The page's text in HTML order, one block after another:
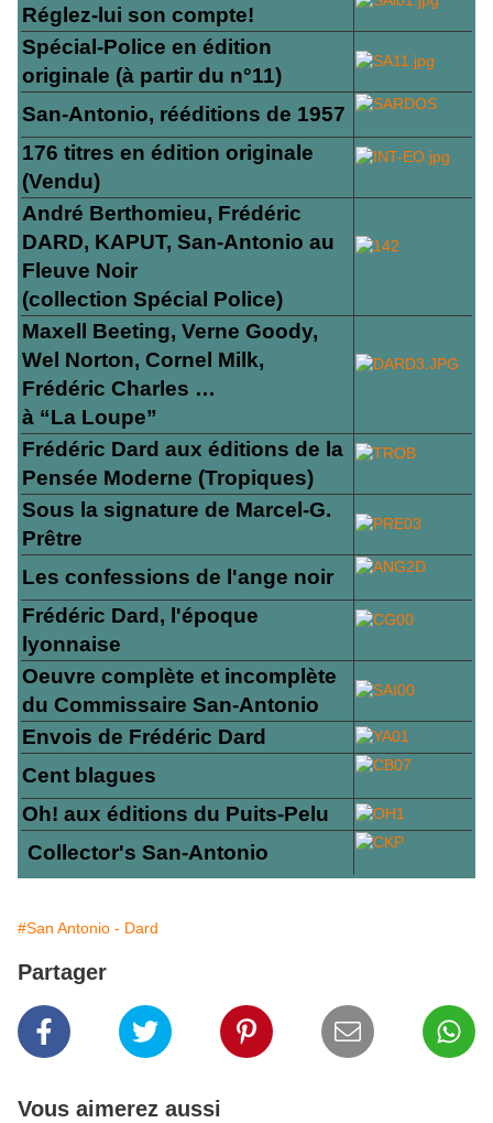
Réglez-lui son compte!
Spécial-Police en édition
originale (à partir du n°11)
San-Antonio, rééditions de 1957
176 titres en édition originale
(Vendu)
André Berthomieu, Frédéric
DARD, KAPUT, San-Antonio au
Fleuve Noir
(collection Spécial Police)
Maxell Beeting, Verne Goody,
Wel Norton, Cornel Milk,
Frédéric Charles …
à “La Loupe”
Frédéric Dard aux éditions de la
Pensée Moderne (Tropiques)
Sous la signature de Marcel-G.
Prêtre
Les confessions de l'ange noir
Frédéric Dard, l'époque
lyonnaise
Oeuvre complète et incomplète
du Commissaire San-Antonio
Envois de Frédéric Dard
Cent blagues
Oh! aux éditions du Puits-Pelu
Collector's San-Antonio
#San Antonio - Dard
Partager
Vous aimerez aussi